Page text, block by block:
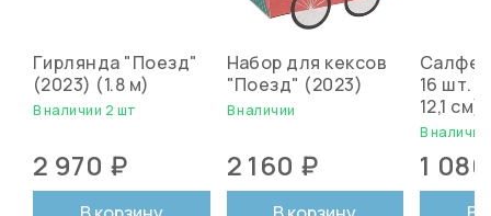
Гирлянда "Поезд"
(2023) (1.8 м)
В наличии 2 шт
2 970 ₽
Набор для кексов
"Поезд" (2023)
В наличии
2 160 ₽
16 шт.
12,1 см)
В
1